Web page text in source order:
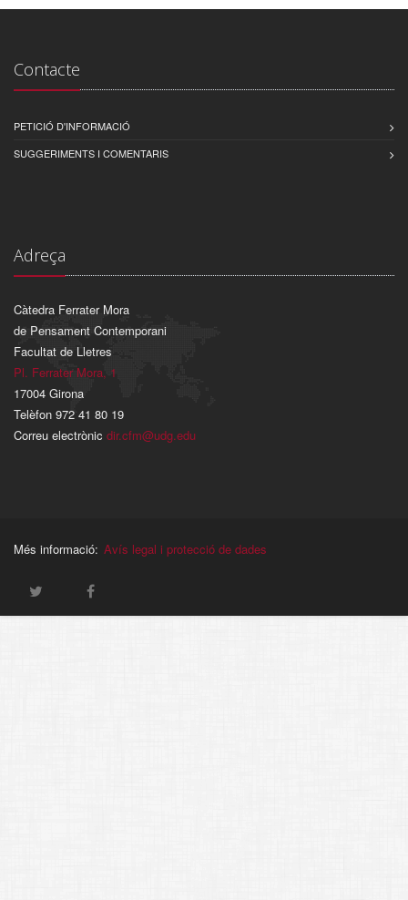
Contacte
PETICIÓ D'INFORMACIÓ
SUGGERIMENTS I COMENTARIS
Adreça
Càtedra Ferrater Mora
de Pensament Contemporani
Facultat de Lletres
Pl. Ferrater Mora, 1
17004 Girona
Telèfon 972 41 80 19
Correu electrònic dir.cfm@udg.edu
Més informació: Avís legal i protecció de dades